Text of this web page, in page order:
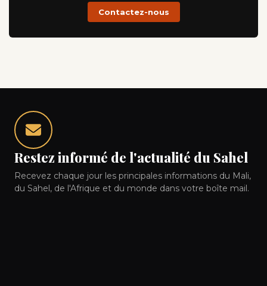
Contactez-nous
Restez informé de l'actualité du Sahel
Recevez chaque jour les principales informations du Mali,
du Sahel, de l'Afrique et du monde dans votre boîte mail.